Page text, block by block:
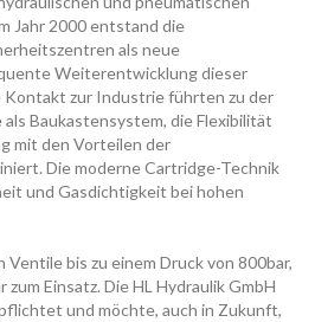
Jahr 2000 entstand die
als neue
Weiterentwicklung dieser
zur Industrie führten zu der
Baukastensystem, die Flexibilität
mit den Vorteilen der
Die moderne Cartridge-Technik
und Gasdichtigkeit bei hohen
Ventile bis zu einem Druck von 800bar,
Einsatz. Die HL Hydraulik GmbH
und möchte, auch in Zukunft,